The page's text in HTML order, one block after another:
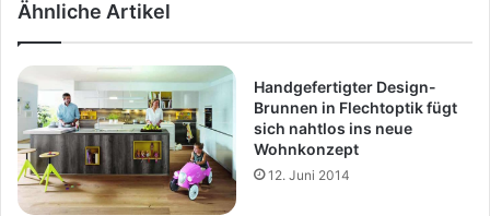
Ähnliche Artikel
Handgefertigter Design-
Brunnen in Flechtoptik fügt
sich nahtlos ins neue
Wohnkonzept
12. Juni 2014